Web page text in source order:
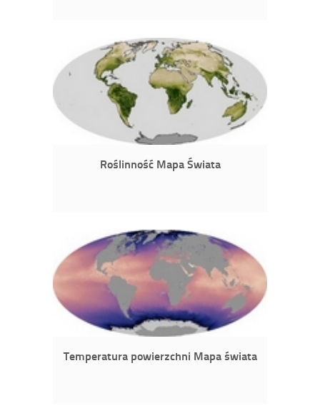
Roślinność Mapa Świata
Temperatura powierzchni Mapa świata